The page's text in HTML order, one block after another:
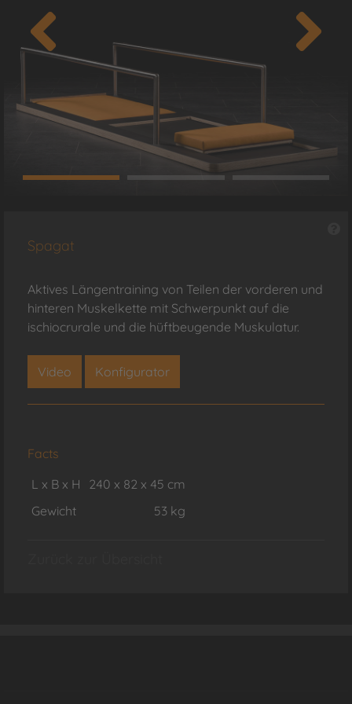
Spagat
Aktives Längentraining von Teilen der vorderen und
hinteren Muskelkette mit Schwerpunkt auf die
ischiocrurale und die hüftbeugende Muskulatur.
Video Konfigurator
Facts
L x B x H
240 x 82 x 45 cm
Gewicht
53 kg